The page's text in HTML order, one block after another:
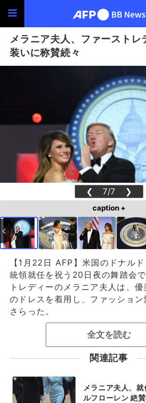
メラニア夫人、ファーストレ
装いに称賛続々
❮ 7/7 ❯
caption +
【1月22日 AFP】米国のドナル
統領就任を祝う20日夜の舞踏会
トレディーのメラニア夫人は、
のドレスを着用し、ファッショ
さらった。
全文を読む
関連記事
メラニア夫人、
ルフローレン 絶